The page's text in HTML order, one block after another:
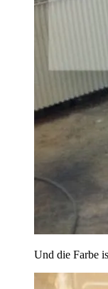
Und die Farbe